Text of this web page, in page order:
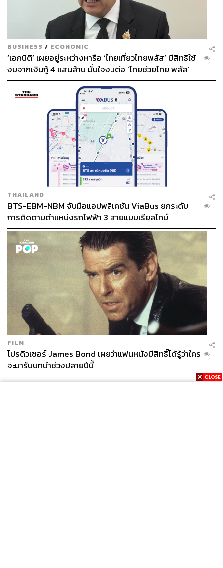
BUSINESS / ECONOMIC
‘เอกนิติ’ เผยอยู่ระหว่างหารือ ‘ไทยเที่ยวไทยพลัส’ มีสิทธิใช้
งบจากเงินกู้ 4 แสนล้าน มั่นใจงบต่อ ‘ไทยช่วยไทย พลัส’
เฟส 2 มีเพียงพอ
...
THAILAND
BTS-EBM-NBM จับมือแอปพลิเคชัน ViaBus ยกระดับ
การติดตามตำแหน่งรถไฟฟ้า 3 สายแบบเรียลไทม์
...
FILM
โปรดิวเซอร์ James Bond เผยว่าแฟนหนังมีสิทธิ์ได้รู้ว่าใคร
จะมารับบทนำช่วงปลายปีนี้
...